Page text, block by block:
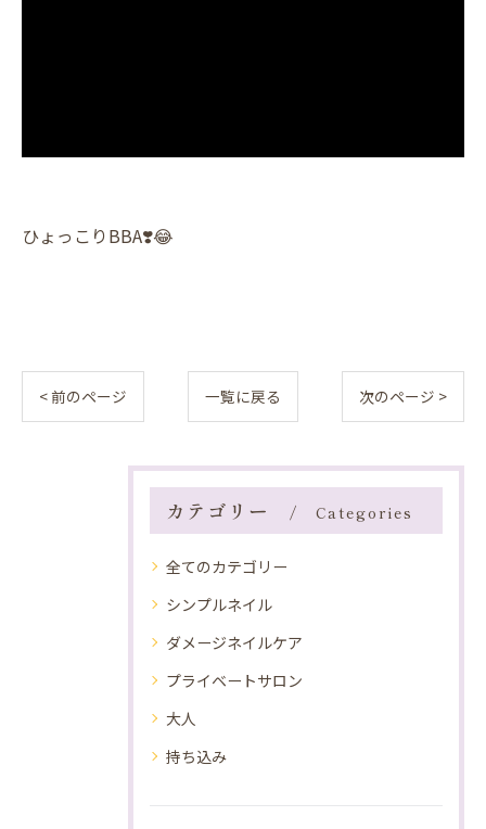
ひょっこりBBA❣️😂
< 前のページ 一覧に戻る 次のページ >
カテゴリー Categories
全てのカテゴリー
シンプルネイル
ダメージネイルケア
プライベートサロン
大人
持ち込み